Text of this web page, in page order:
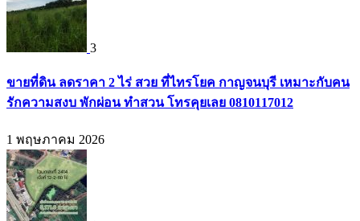
3
ขายที่ดิน ลดราคา 2 ไร่ สวย ที่ไทรโยค กาญจนบุรี เหมาะกับคน
รักความสงบ พักผ่อน ทำสวน โทรคุยเลย 0810117012
1 พฤษภาคม 2026